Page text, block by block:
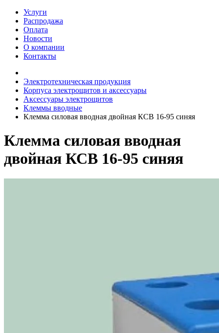
Услуги
Распродажа
Оплата
Новости
О компании
Контакты
Электротехническая продукция
Корпуса электрощитов и аксессуары
Аксессуары электрощитов
Клеммы вводные
Клемма силовая вводная двойная КСВ 16-95 синяя
Клемма силовая вводная
двойная КСВ 16-95 синяя